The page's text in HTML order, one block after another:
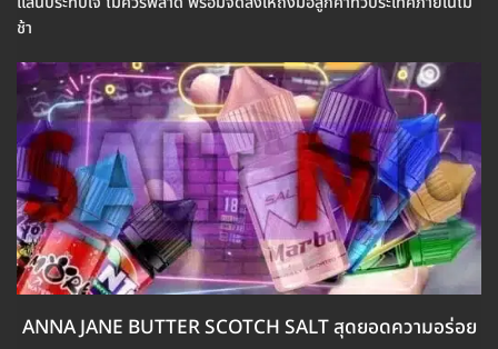
ช้า
ANNA JANE BUTTER SCOTCH SALT สุดยอดความอร่อย